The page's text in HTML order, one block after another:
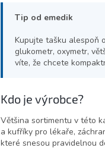
Tip od emedik
Kupujte tašku alespoň
glukometr, oxymetr,
víte, že chcete
Kdo je výrobce?
Většina sortimentu v této
a kufříky pro lékaře,
které snesou pravidelnou